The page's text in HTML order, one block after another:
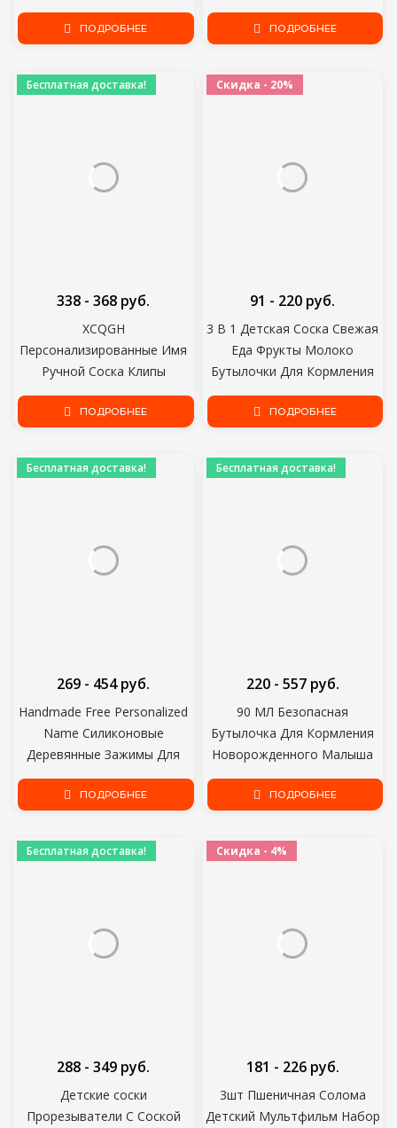
Прорезывание Зубов
Пустышка Жевать Манекен
ПОДРОБНЕЕ
Диспенсер Соска Посуда для
кормления детские
ПОДРОБНЕЕ
Бесплатная доставка!
XCQGH
Персонализированные Имя
Ручной Соска Клипы
Держатель Цепи
Силиконовые Соски Цепи
Прорезыватель
Прорезывания Зубов Цепи
338 - 368 руб.
ПОДРОБНЕЕ
Скидка - 20%
3 В 1 Детская Соска Свежая
Еда Фрукты Молоко
Бутылочки Для Кормления
Зубастик Научиться Кормить
Питьевая Вода Соломенная
Соска
91 - 220 руб.
ПОДРОБНЕЕ
Бесплатная доставка!
Handmade Free Personalized
Name Силиконовые
Деревянные Зажимы Для
Соски Безопасная Цепочка
Для Прорезывания Зубов
Dummy Clips Holder
269 - 454 руб.
ПОДРОБНЕЕ
Бесплатная доставка!
90 МЛ Безопасная
Бутылочка Для Кормления
Новорожденного Малыша
Силиконовая Выжимка
Ложка Для Кормления
Тренировочная Кормушка
Пищевая добавка
220 - 557 руб.
ПОДРОБНЕЕ
Бесплатная доставка!
Детские соски
Прорезыватели С Соской
288 - 349 руб.
Скидка - 4%
3шт Пшеничная Солома
Детский Мультфильм Набор
181 - 226 руб.